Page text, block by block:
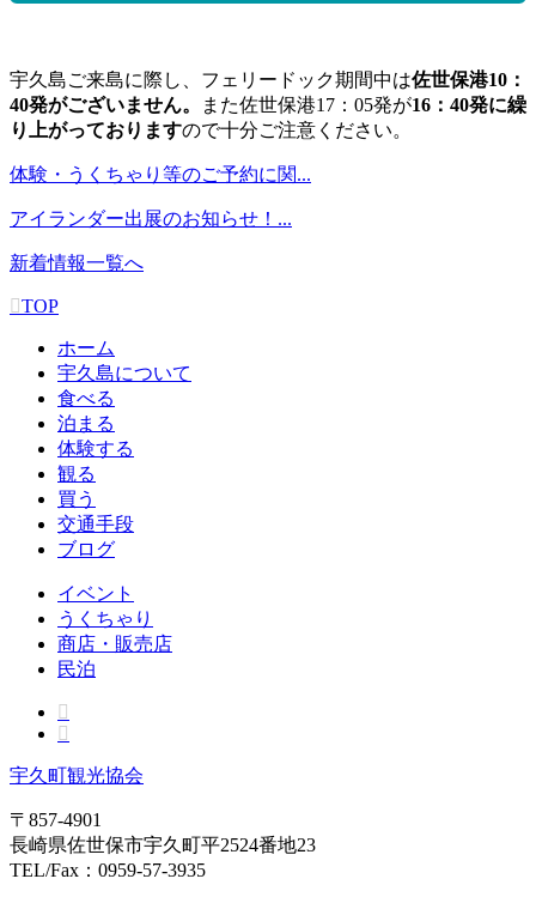
宇久島ご来島に際し、フェリードック期間中は佐世保港10：
40発がございません。
また佐世保港17：05発が16：40発に繰
り上がっておりますので十分ご注意ください。
体験・うくちゃり等のご予約に関...
アイランダー出展のお知らせ！...
新着情報一覧へ
TOP
ホーム
宇久島について
食べる
泊まる
体験する
観る
買う
交通手段
ブログ
イベント
うくちゃり
商店・販売店
民泊
宇久町観光協会
〒857-4901
長崎県佐世保市宇久町平2524番地23
TEL/Fax：0959-57-3935